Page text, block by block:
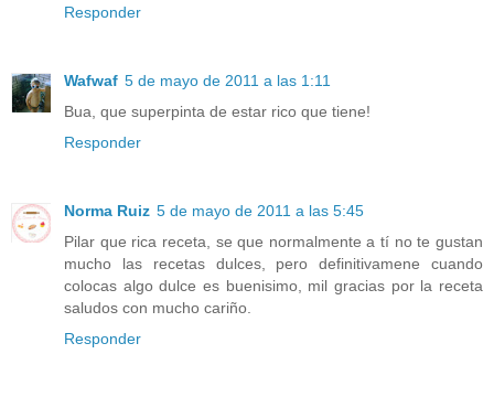
Responder
Wafwaf 5 de mayo de 2011 a las 1:11
Bua, que superpinta de estar rico que tiene!
Responder
Norma Ruiz 5 de mayo de 2011 a las 5:45
Pilar que rica receta, se que normalmente a tí no te gustan
mucho las recetas dulces, pero definitivamene cuando
colocas algo dulce es buenisimo, mil gracias por la receta
saludos con mucho cariño.
Responder